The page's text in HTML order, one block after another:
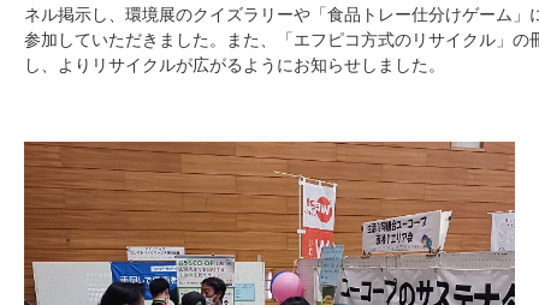
ネル掲示し、環境展のクイズラリーや「食品トレー仕分けゲーム」
参加していただきました。また、「エフピコ方式のリサイクル」の
し、よりリサイクルが広がるようにお知らせしました。